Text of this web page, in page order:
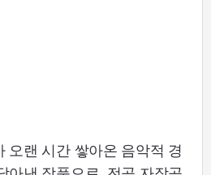
오랜 시간 쌓아온 음악적 경